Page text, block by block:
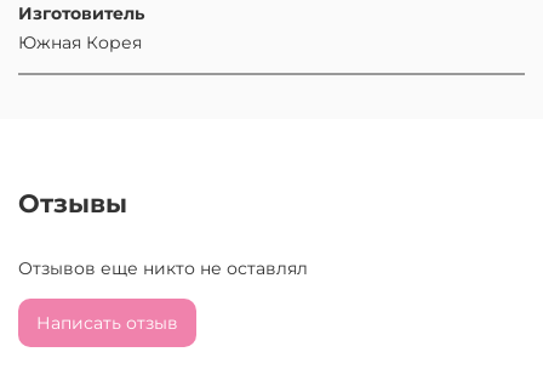
Изготовитель
Южная Корея
Отзывы
Отзывов еще никто не оставлял
Написать отзыв